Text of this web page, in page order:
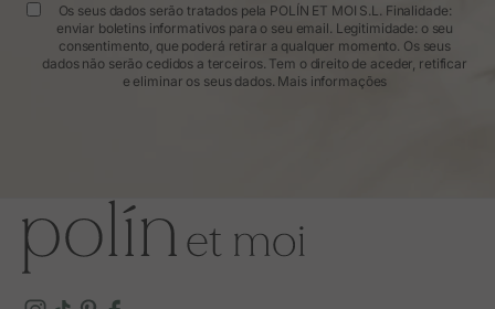
Os seus dados serão tratados pela POLÍN ET MOI S.L. Finalidade:
enviar boletins informativos para o seu email. Legitimidade: o seu
consentimento, que poderá retirar a qualquer momento. Os seus
dados não serão cedidos a terceiros. Tem o direito de aceder, retificar
e eliminar os seus dados. Mais informações